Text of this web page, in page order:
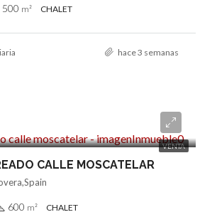
500 m² CHALET
hace 3 semanas
VENTA
CALLE MOSCATELAR
600 m² CHALET